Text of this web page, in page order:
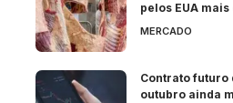
pelos EUA
MERCADO
Contrato futuro
outubro ainda